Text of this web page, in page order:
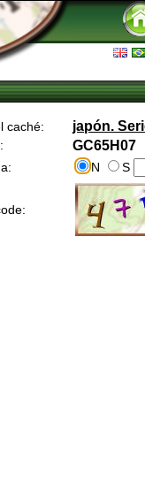
caché: japón.
GC65H07
N S